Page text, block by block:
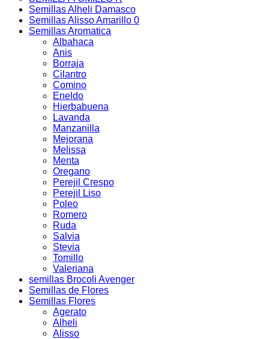
Semillas Alheli Damasco
Semillas Alisso Amarillo 0
Semillas Aromatica
Albahaca
Anis
Borraja
Cilantro
Comino
Eneldo
Hierbabuena
Lavanda
Manzanilla
Mejorana
Melissa
Menta
Oregano
Perejil Crespo
Perejil Liso
Poleo
Romero
Ruda
Salvia
Stevia
Tomillo
Valeriana
semillas Brocoli Avenger
Semillas de Flores
Semillas Flores
Agerato
Alheli
Alisso